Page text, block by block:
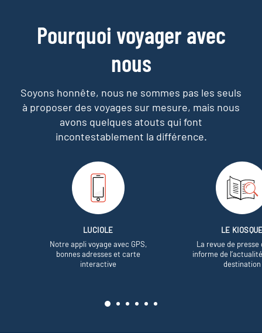
Pourquoi voyager avec
nous
Soyons honnête, nous ne sommes pas les seuls
à proposer des voyages sur mesure, mais nous
avons quelques atouts qui font
incontestablement la différence.
LUCIOLE
Notre appli voyage avec GPS,
bonnes adresses et carte
interactive
LE
La revue de presse
informe de
destination